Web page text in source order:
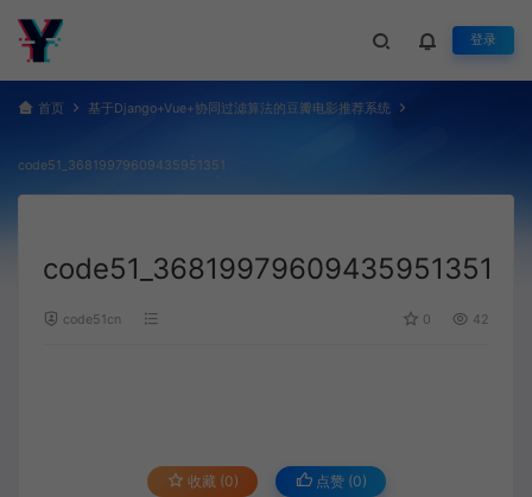
登录
首页 基于Django+Vue+协同过滤算法的豆瓣电影推荐系统
code51_36819979609435951351
code51_36819979609435951351
code51cn 0 42
收藏 (0) 点赞 (0)